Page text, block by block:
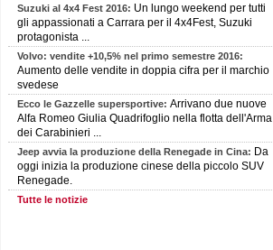
Suzuki al 4x4 Fest 2016: Un lungo weekend per tutti
gli appassionati a Carrara per il 4x4Fest, Suzuki
protagonista ...
Volvo: vendite +10,5% nel primo semestre 2016:
Aumento delle vendite in doppia cifra per il marchio
svedese
Ecco le Gazzelle supersportive: Arrivano due nuove
Alfa Romeo Giulia Quadrifoglio nella flotta dell'Arma
dei Carabinieri ...
Jeep avvia la produzione della Renegade in Cina: Da
oggi inizia la produzione cinese della piccolo SUV
Renegade.
Tutte le notizie